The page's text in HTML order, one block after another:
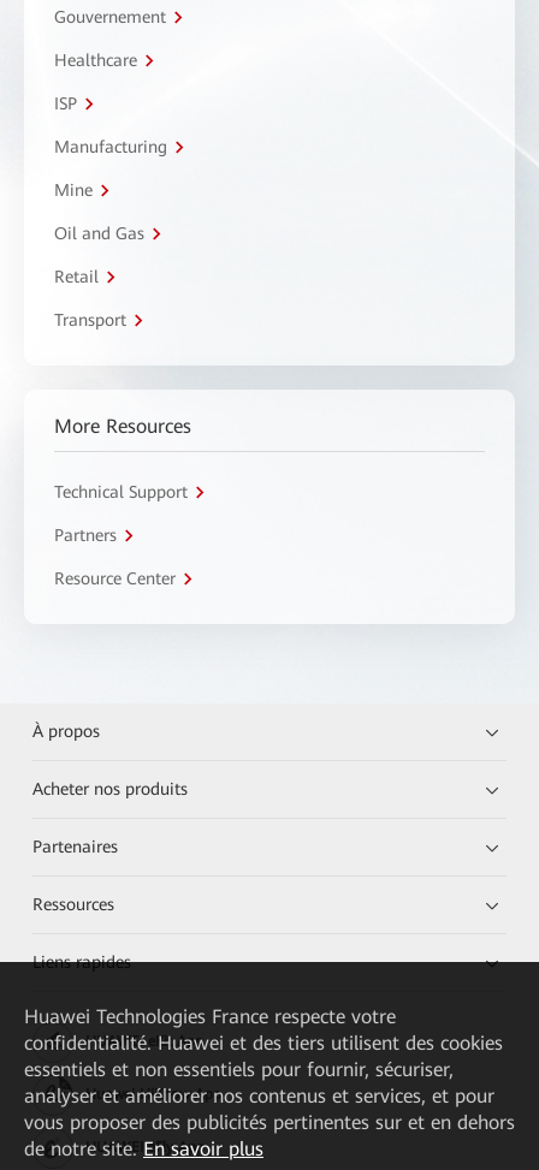
Gouvernement
Healthcare
ISP
Manufacturing
Mine
Oil and Gas
Retail
Transport
More Resources
Technical Support
Partners
Resource Center
À propos
Acheter nos produits
Partenaires
Ressources
Liens rapides
HUAWEI eKit App
Huawei HiKnow App
HUAWEI eFly App
Huawei Technologies France respecte votre
confidentialité. Huawei et des tiers utilisent des cookies
essentiels et non essentiels pour fournir, sécuriser,
analyser et améliorer nos contenus et services, et pour
vous proposer des publicités pertinentes sur et en dehors
de notre site. En savoir plus